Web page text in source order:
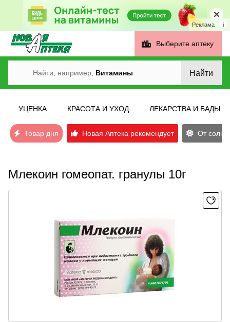
Реклама i
Выберите аптеку
Найти, например, Витамины Найти
УЦЕНКА КРАСОТА И УХОД ЛЕКАРСТВА И БАДЫ
Товар дня Новая Аптека рекомендует От
Млекоин гомеопат. гранулы 10г